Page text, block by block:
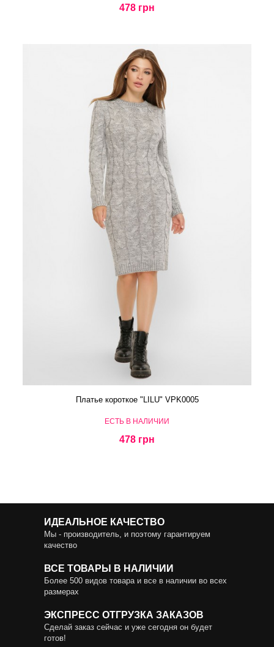
478 грн
Платье короткое "LILU" VPK0005
ЕСТЬ В НАЛИЧИИ
478 грн
ИДЕАЛЬНОЕ КАЧЕСТВО
Мы - производитель, и поэтому гарантируем
качество
ВСЕ ТОВАРЫ В НАЛИЧИИ
Более 500 видов товара и все в наличии во всех
размерах
ЭКСПРЕСС ОТГРУЗКА ЗАКАЗОВ
Сделай заказ сейчас и уже сегодня он будет
готов!